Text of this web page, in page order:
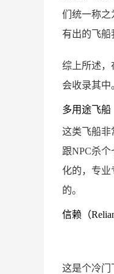
们统一称
有出的飞船
综上所述，
会收录其中
多用途飞船
这类飞船非
跟NPC杀
化的，专
的。
信赖（
这是个冷门